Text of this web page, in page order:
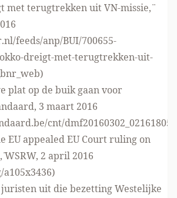
met terugtrekken uit VN-missie,¨
feeds/anp/BUI/700655-
dreigt-met-terugtrekken-uit-
)
plat op de buik gaan voor
3 maart 2016
cnt/dmf20160302_02161805
EU appealed EU Court ruling on
WSRW, 2 april 2016
)
juristen uit die bezetting Westelijke